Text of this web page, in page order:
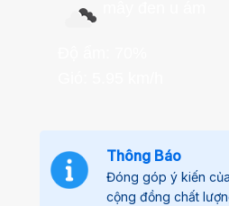
Thông Báo
Đóng góp ý kiến
cộng đồng chất